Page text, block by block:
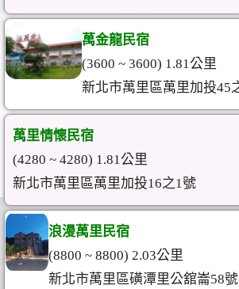
萬金龍民宿
(3600 ~ 3600) 1.81公里
新北市萬里區萬里加投45
萬里情懷民宿
(4280 ~ 4280) 1.81公里
新北市萬里區萬里加投16之1號
浪漫萬里民宿
(8800 ~ 8800) 2.03公里
新北市萬里區磺潭里公舘崙58號